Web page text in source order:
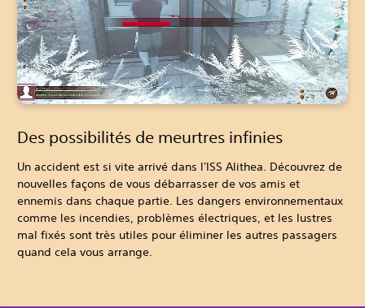
Des possibilités de meurtres infinies
Un accident est si vite arrivé dans l'ISS Alithea. Découvrez de
nouvelles façons de vous débarrasser de vos amis et
ennemis dans chaque partie. Les dangers environnementaux
comme les incendies, problèmes électriques, et les lustres
mal fixés sont très utiles pour éliminer les autres passagers
quand cela vous arrange.